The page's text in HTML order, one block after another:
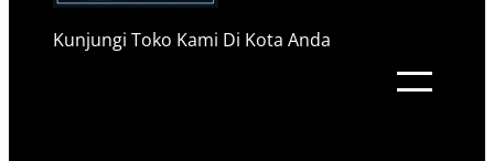
Kunjungi Toko Kami Di Kota Anda